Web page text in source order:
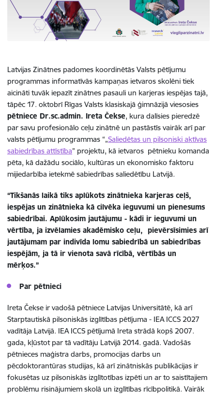
Latvijas Zinātnes padomes koordinētās Valsts pētījumu
programmas informatīvās kampaņas ietvaros skolēni tiek
aicināti tuvāk iepazīt zinātnes pasauli un karjeras iespējas tajā,
tāpēc 17. oktobrī Rīgas Valsts klasiskajā ģimnāzijā viesosies
pētniece Dr.sc.admin. Ireta Čekse, kura dalīsies pieredzē
par savu profesionālo ceļu zinātnē un pastāstīs vairāk arī par
valsts pētījumu programmas “„Saliedētas un pilsoniski aktīvas
sabiedrības attīstība” projektu, kā ietvaros pētnieku komanda
pēta, kā dažādu sociālo, kultūras un ekonomisko faktoru
mijiedarbība ietekmē sabiedrības saliedētību Latvijā.
“Tikšanās laikā tiks aplūkots zinātnieka karjeras ceļš,
iespējas un zinātnieka kā cilvēka ieguvumi un pienesums
sabiedrībai. Aplūkosim jautājumu - kādi ir ieguvumi un
vērtība, ja izvēlamies akadēmisko ceļu, pievērsīsimies arī
jautājumam par indivīda lomu sabiedrībā un sabiedrības
iespējām, ja tā ir vienota savā rīcībā, vērtībās un
mērķos.”
Par pētnieci
Ireta Čekse ir vadošā pētniece Latvijas Universitātē, kā arī
Starptautiskā pilsoniskās izglītības pētījuma - IEA ICCS 2027
vadītāja Latvijā. IEA ICCS pētījumā Ireta strādā kopš 2007.
gada, kļūstot par tā vadītāju Latvijā 2014. gadā. Vadošās
pētnieces maģistra darbs, promocijas darbs un
pēcdoktorantūras studijas, kā arī zinātniskās publikācijas ir
fokusētas uz pilsoniskās izglītotības izpēti un ar to saistītajiem
problēmu risinājumiem skolā un izglītības rīcībpolitikā. Vairāk